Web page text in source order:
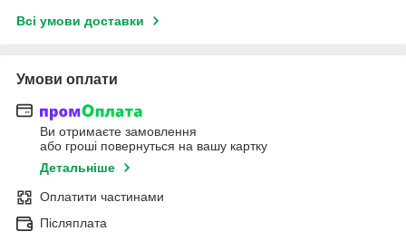
Всі умови доставки
Умови оплати
Ви отримаєте замовлення
або гроші повернуться на вашу картку
Детальніше
Оплатити частинами
Післяплата